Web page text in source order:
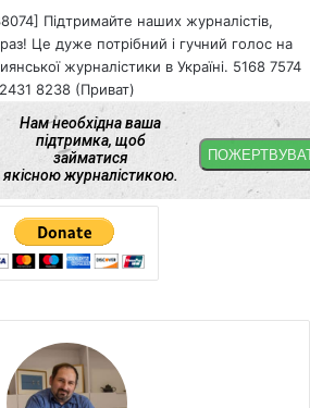
Підтримайте наших журналістів,
Це дуже потрібний і гучний голос на
журналістики в Україні. 5168 7574
2431 8238 (Приват)